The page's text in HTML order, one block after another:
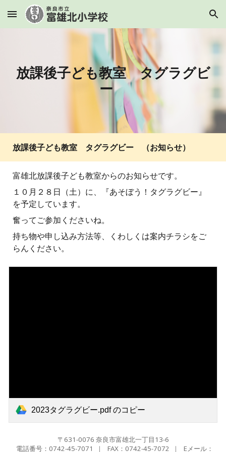
Skip to main content Skip to navigation
放課後子ども教室 タグラグビ
ー
放課後子ども教室 タグラグビー （お知らせ）
富雄北放課後子ども教室からのお知らせです。
１０月２８日（土）に、『あそぼう！タグラグビー』
を予定しています。
奮ってご参加くださいね。
持ち物や申し込み方法等、くわしくは案内チラシをご
らんください。
2023タグラグビー.pdf のコピー
〒631-0076 奈良市富雄北一丁目13-6
電話番号：0742-45-7071
｜ FAX： 0742-45-7072 ｜ Eメール：